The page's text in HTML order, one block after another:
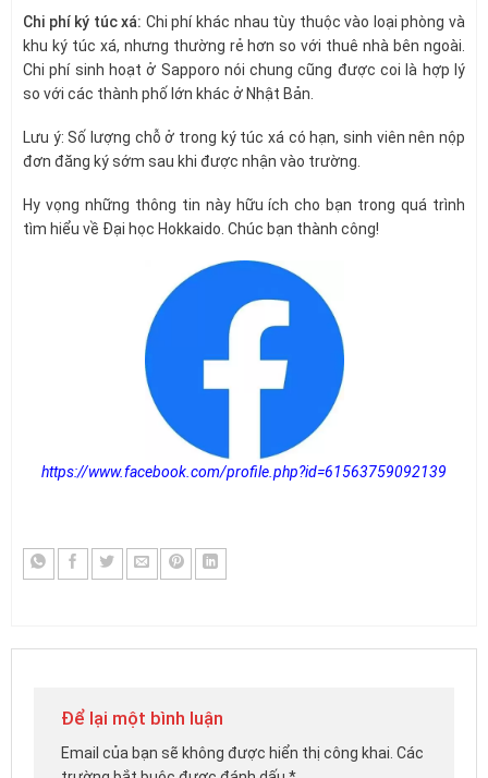
Chi phí ký túc xá: Chi phí khác nhau tùy thuộc vào loại phòng và
khu ký túc xá, nhưng thường rẻ hơn so với thuê nhà bên ngoài.
Chi phí sinh hoạt ở Sapporo nói chung cũng được coi là hợp lý
so với các thành phố lớn khác ở Nhật Bản.
Lưu ý: Số lượng chỗ ở trong ký túc xá có hạn, sinh viên nên nộp
đơn đăng ký sớm sau khi được nhận vào trường.
Hy vọng những thông tin này hữu ích cho bạn trong quá trình
tìm hiểu về Đại học Hokkaido. Chúc bạn thành công!
https://www.facebook.com/profile.php?id=61563759092139
Để lại một bình luận
Email của bạn sẽ không được hiển thị công khai. Các